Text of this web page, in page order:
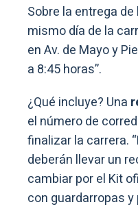
Sobre la entrega
mismo día de la
en Av. de Mayo y
a 8:45 horas”.
¿Qué incluye? Una
el número de
finalizar la carrera.
deberán llevar un
cambiar por el Kit
con guardarropas